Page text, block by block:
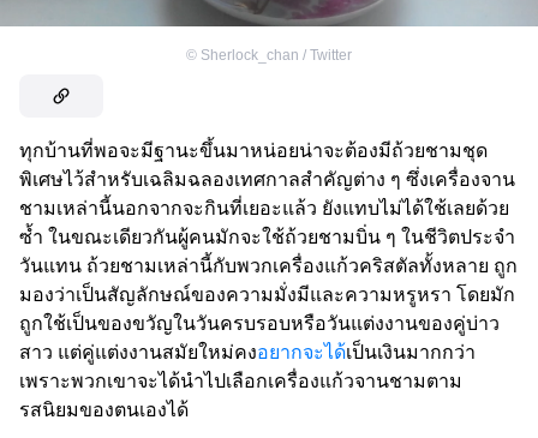
© Sherlock_chan / Twitter
ทุกบ้านที่พอจะมีฐานะขึ้นมาหน่อยน่าจะต้องมีถ้วยชามชุด
พิเศษไว้สำหรับเฉลิมฉลองเทศกาลสำคัญต่าง ๆ ซึ่งเครื่องจาน
ชามเหล่านี้นอกจากจะกินที่เยอะแล้ว ยังแทบไม่ได้ใช้เลยด้วย
ซ้ำ ในขณะเดียวกันผู้คนมักจะใช้ถ้วยชามบิ่น ๆ ในชีวิตประจำ
วันแทน ถ้วยชามเหล่านี้กับพวกเครื่องแก้วคริสตัลทั้งหลาย ถูก
มองว่าเป็นสัญลักษณ์ของความมั่งมีและความหรูหรา โดยมัก
ถูกใช้เป็นของขวัญในวันครบรอบหรือวันแต่งงานของคู่บ่าว
สาว แต่คู่แต่งงานสมัยใหม่คงอยากจะได้เป็นเงินมากกว่า
เพราะพวกเขาจะได้นำไปเลือกเครื่องแก้วจานชามตาม
รสนิยมของตนเองได้